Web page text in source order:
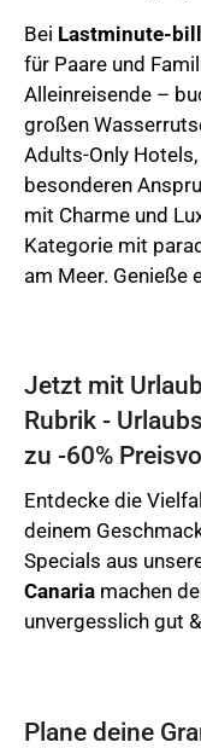
Bei Lastminute-
für Paare und
Alleinreisende –
großen
Adults-Only
besonderen
mit Charme und
Kategorie mit
am Meer. Genieße
Jetzt mit
Rubrik -
zu -60%
Entdecke die
deinem
Specials aus
Canaria machen
unvergesslich gut
Plane deine